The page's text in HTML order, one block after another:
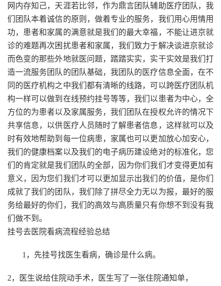
网内存知己，天涯若比邻，作为鼎言团队辅助医疗团队，我
们团队本着诚信的原则，做着专业的服务，我们用心用情用
功，患者和家属的满意就是我们的最大幸福，不能让进京就
诊的难题再次困扰患者和家属，我们致力于解决谈进京就诊
而色变的那些外地就医问题，踏踏实实，实干实效是我们打
造一流服务团队的团队基础，我团队的医疗信息全面，在不
同的医疗机构之中我们都有清晰的线路，可以跨医疗团队机
构一样可以做到在线预约挂号等等，我们以患者为中心，全
方位的为患者以及家属服务，我们团队在授权允许的情况下
共享信息，以供医疗人员随时了解患者信息，这样就可以及
时有效地帮助到每一位病患，家属也可以更加放心加安心，
我们的健康档案以及我们的电子病历建设绝对的标准化，您
们的肯定就是我们团队的全部，因为你们我们才变得更加有
意义，因为您们我们才可以更加显示出我们的价值，是你们
成就了我们的团队，我们除了拼尽全力无以为报，最好的服
务给最好的你们，我们的高效与高质量只有你想不到没有我
们做不到。
挂号去医院看病流程经验总结
1，先挂号找医生看病，确诊是什么病。
2，医生说给住院动手术，医生写了一张住院通知单，